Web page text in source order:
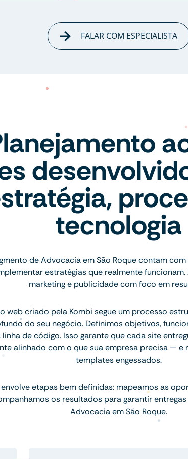
FALAR COM ESPECIALISTA
tecnologia
de Advocacia em São Roque contam
estratégias que realmente
marketing e publicidade com foco em
web criado pela Kombi segue um processo
do seu negócio. Definimos objetivos,
de código. Isso garante que cada site
alinhado com o que sua empresa precisa —
templates engessados.
etapas bem definidas: mapeamos as
os resultados para garantir
Advocacia em São Roque.